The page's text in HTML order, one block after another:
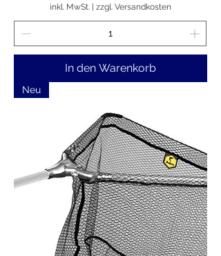
inkl. MwSt. zzgl. Versandkosten
In den Warenkorb
Neu